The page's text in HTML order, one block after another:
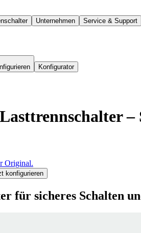
Unternehmen Service & Support
Konfigurator
–
Original.
konfigurieren
für sicheres Schalten